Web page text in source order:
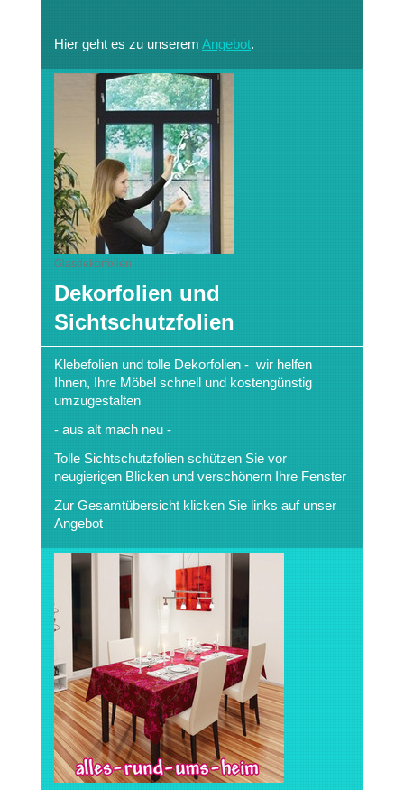
Hier geht es zu unserem Angebot.
Glasdekorfolien
Dekorfolien und
Sichtschutzfolien
Klebefolien und tolle Dekorfolien - wir helfen
Ihnen, Ihre Möbel schnell und kostengünstig
umzugestalten
- aus alt mach neu -
Tolle Sichtschutzfolien schützen Sie vor
neugierigen Blicken und verschönern Ihre Fenster
Zur Gesamtübersicht klicken Sie links auf unser
Angebot